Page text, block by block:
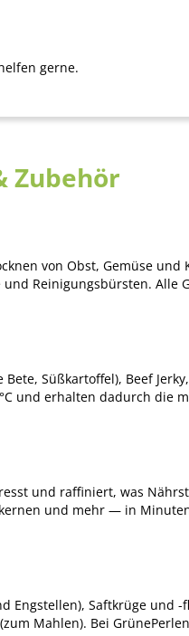
gerne.
Zubehör
von Obst, Gemüse
Reinigungsbürsten. Alle
Süßkartoffel), Beef
und erhalten dadurch die
und raffiniert, was
und mehr — in
Engstellen), Saftkrüge und
Mahlen). Bei